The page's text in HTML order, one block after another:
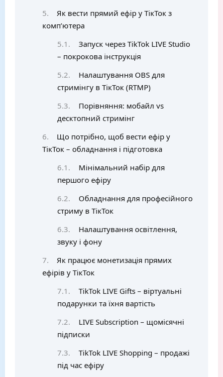
Як вести прямий ефір у ТікТок з
комп’ютера
Запуск через TikTok LIVE Studio
– покрокова інструкція
Налаштування OBS для
стримінгу в ТікТок (RTMP)
Порівняння: мобайл vs
десктопний стримінг
Що потрібно, щоб вести ефір у
ТікТок – обладнання і підготовка
Мінімальний набір для
першого ефіру
Обладнання для професійного
стриму в ТікТок
Налаштування освітлення,
звуку і фону
Як працює монетизація прямих
ефірів у ТікТок
TikTok LIVE Gifts – віртуальні
подарунки та їхня вартість
LIVE Subscription – щомісячні
підписки
TikTok LIVE Shopping – продажі
під час ефіру